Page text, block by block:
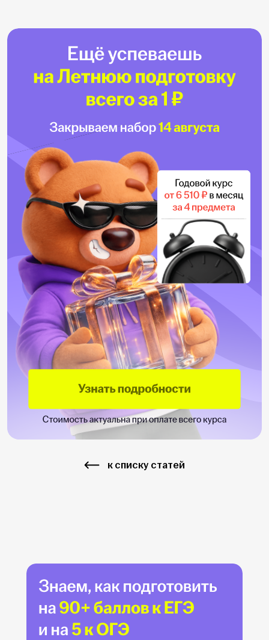
к списку статей